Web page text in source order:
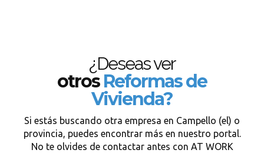
¿Deseas ver
otrosReformas de
Vivienda?
Si estás buscando otra empresa en Campello (el) o
provincia, puedes encontrar más en nuestro portal.
No te olvides de contactar antes con AT WORK